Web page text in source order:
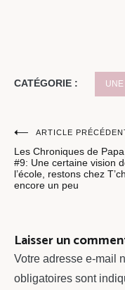
CATÉGORIE :
Navigation
de
l’article
ARTICLE
Les Chroniques de
#9: Une certaine vision
l’école, restons chez
encore un peu
Laisser un
Votre adresse e-mail
obligatoires sont